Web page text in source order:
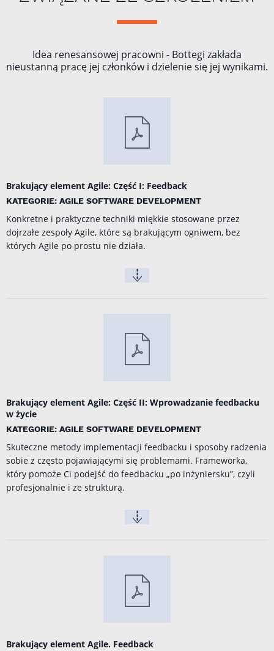
Idea renesansowej pracowni - Bottegi zakłada
nieustanną pracę jej członków i dzielenie się jej wynikami.
Brakujący element Agile: Część I: Feedback
KATEGORIE: AGILE SOFTWARE DEVELOPMENT
Konkretne i praktyczne techniki miękkie stosowane przez
dojrzałe zespoły Agile, które są brakującym ogniwem, bez
których Agile po prostu nie działa.
Brakujący element Agile: Część II: Wprowadzanie feedbacku
w życie
KATEGORIE: AGILE SOFTWARE DEVELOPMENT
Skuteczne metody implementacji feedbacku i sposoby radzenia
sobie z często pojawiającymi się problemami. Frameworka,
który pomoże Ci podejść do feedbacku „po inżyniersku”, czyli
profesjonalnie i ze strukturą.
Brakujący element Agile. Feedback